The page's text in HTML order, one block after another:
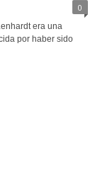
0
era una
por haber sido